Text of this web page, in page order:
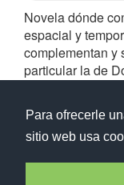
Para ofrecerle
sitio web usa
Novela dónde
espacial y
complementan y
particular la de
Similares a La